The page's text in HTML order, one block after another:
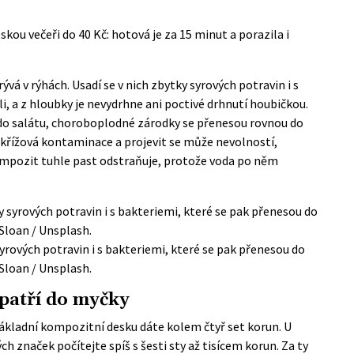
večeři do 40 Kč: hotová je za 15 minut a porazila i
v rýhách. Usadí se v nich zbytky syrových potravin i s
a z hloubky je nevydrhne ani poctivé drhnutí houbičkou.
salátu, choroboplodné zárodky se přenesou rovnou do
kontaminace a projevit se může nevolností,
tuhle past odstraňuje, protože voda po něm
potravin i s bakteriemi, které se pak přenesou do
/ Unsplash.
do myčky
kompozitní desku dáte kolem čtyř set korun. U
značek počítejte spíš s šesti sty až tisícem korun. Za ty